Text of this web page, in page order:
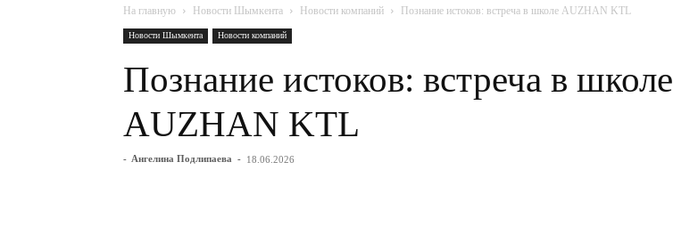
На главную Новости Шымкента Новости компаний Познание истоков: встреча в школе AUZHAN KTL
Новости Шымкента Новости компаний
Познание истоков: встреча в школе
AUZHAN KTL
- Ангелина Подлипаева - 18.06.2026